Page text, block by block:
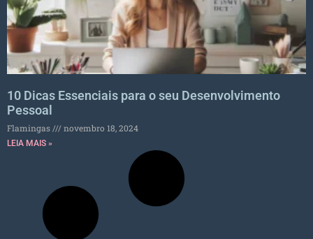
10 Dicas Essenciais para o seu Desenvolvimento
Pessoal
Flamingas novembro 18, 2024
LEIA MAIS »